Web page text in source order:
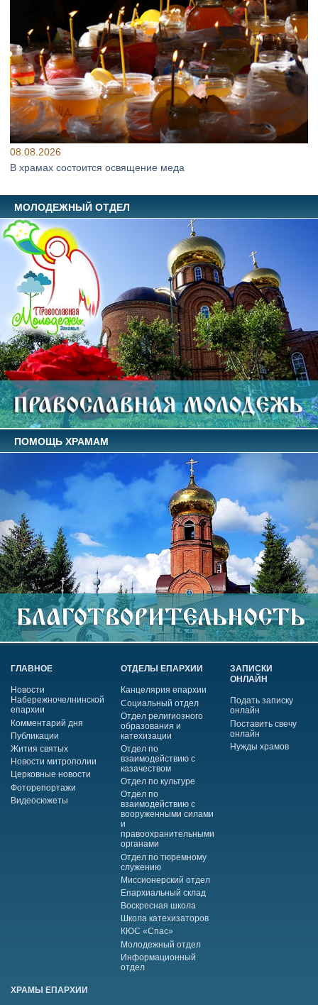
08.08.2026
В храмах состоится освящение меда
МОЛОДЕЖНЫЙ ОТДЕЛ
ПОМОЩЬ ХРАМАМ
ГЛАВНОЕ
Новости
Набережночелнинской
епархии
Комментарий дня
Публикации
Жития святых
Новости митрополии
Церковные новости
Фоторепортажи
Видеосюжеты
ОТДЕЛЫ ЕПАРХИИ
Канцелярия епархии
Социальный отдел
Отдел религиозного
образования и
катехизации
Отдел по
взаимодействию с
казачеством
Отдел по культуре
Отдел по
взаимодействию с
вооруженными силами
и
правоохранительными
органами
Отдел по тюремному
служению
Миссионерский отдел
Епархиальный склад
Воскресная школа
Школа катехизаторов
КЮС «Спас»
Молодежный отдел
Информационный
отдел
ЗАПИСКИ
ОНЛАЙН
Подать записку
онлайн
Поставить свечу
онлайн
Нужды храмов
ХРАМЫ ЕПАРХИИ